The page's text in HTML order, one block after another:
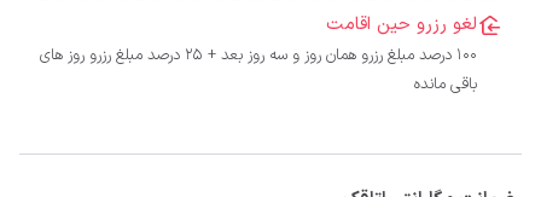
لغو رزرو حین اقامت
100 درصد مبلغ رزرو همان روز و سه روز بعد + 25 درصد مبلغ رزرو روز های
باقی مانده